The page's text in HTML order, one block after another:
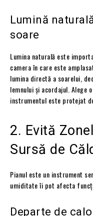
Lumină
soare
Lumina naturală este
camera în care este
lumina directă a soarelui,
lemnului și acordajul. Alege
instrumentul este protejat
2. Evită
Sursă de
Pianul este un instrument
umiditate îi pot afecta
Departe de